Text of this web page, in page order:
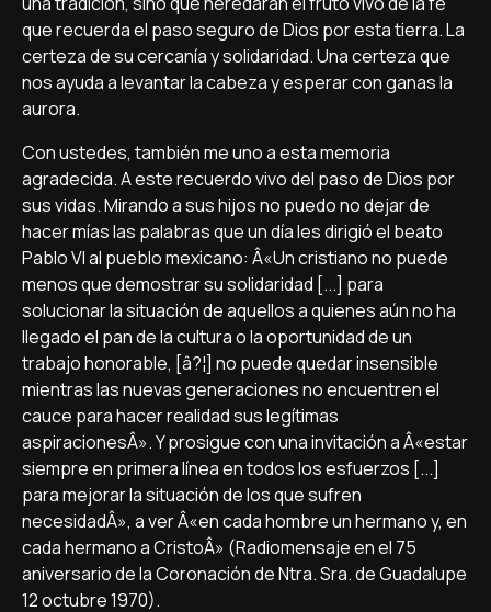
que recuerda el paso seguro de Dios por esta tierra. La
certeza de su cercaní­a y solidaridad. Una certeza que
nos ayuda a levantar la cabeza y esperar con ganas la
aurora.
Con ustedes, también me uno a esta memoria
agradecida. A este recuerdo vivo del paso de Dios por
sus vidas. Mirando a sus hijos no puedo no dejar de
hacer mí­as las palabras que un dí­a les dirigió el beato
Pablo VI al pueblo mexicano: Â«Un cristiano no puede
menos que demostrar su solidaridad [...] para
solucionar la situación de aquellos a quienes aún no ha
llegado el pan de la cultura o la oportunidad de un
trabajo honorable, [â?¦] no puede quedar insensible
mientras las nuevas generaciones no encuentren el
cauce para hacer realidad sus legí­timas
aspiracionesÂ». Y prosigue con una invitación a Â«estar
siempre en primera lí­nea en todos los esfuerzos [...]
para mejorar la situación de los que sufren
necesidadÂ», a ver Â«en cada hombre un hermano y, en
cada hermano a CristoÂ» (Radiomensaje en el 75
aniversario de la Coronación de Ntra. Sra. de Guadalupe
12 octubre 1970).